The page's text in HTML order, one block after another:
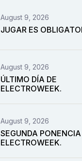
August 9, 2026
JUGAR ES
August 9, 2026
ÚLTIMO DÍA DE
ELECTROWEEK.
August 9, 2026
SEGUNDA PONENCIA
ELECTROWEEK.